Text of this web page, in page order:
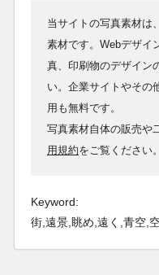
当サイトの写真素材は
素材です。Webデザイ
真、印刷物のデザイン
い。企業サイトやその
用も無料です。
写真素材自体の販売や
用規約をご覧ください。
Keyword:
街,遠景,眺め,遠く,青空,